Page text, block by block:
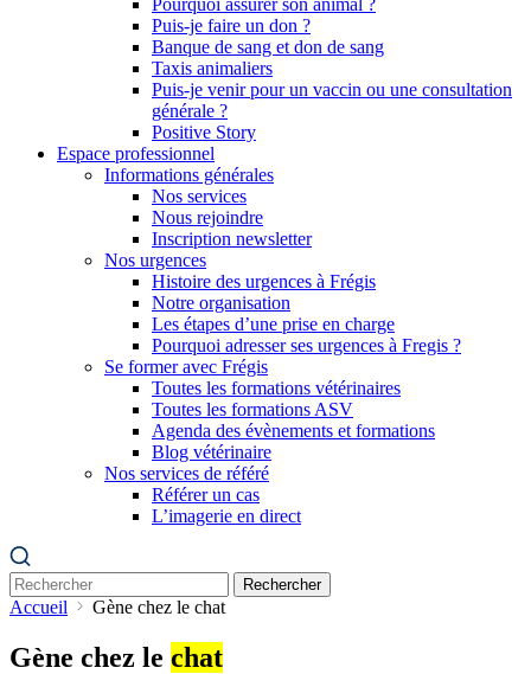
Pourquoi assurer son animal ?
Puis-je faire un don ?
Banque de sang et don de sang
Taxis animaliers
Puis-je venir pour un vaccin ou une consultation
générale ?
Positive Story
Espace professionnel
Informations générales
Nos services
Nous rejoindre
Inscription newsletter
Nos urgences
Histoire des urgences à Frégis
Notre organisation
Les étapes d’une prise en charge
Pourquoi adresser ses urgences à Fregis ?
Se former avec Frégis
Toutes les formations vétérinaires
Toutes les formations ASV
Agenda des évènements et formations
Blog vétérinaire
Nos services de référé
Référer un cas
L’imagerie en direct
Rechercher
Accueil Gène chez le chat
Gène chez le chat